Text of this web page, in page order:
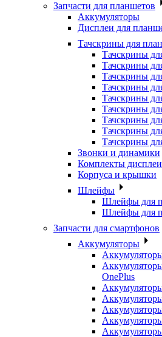
Запчасти для планшетов
Аккумуляторы
Дисплеи для
Тачскрины для
Тачскрины
Тачскрины
Тачскрины
Тачскрины
Тачскрины
Тачскрины
Тачскрины
Тачскрины
Тачскрины
Звонки и динамики
Комплекты
Корпуса и крышки
Шлейфы
Шлейфы для
Шлейфы для
Запчасти для смартфонов
Аккумуляторы
OnePlus